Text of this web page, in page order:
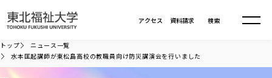
資料請求
アクセス 検索
大学について
トップ
ニュース一覧
水本匡起講師が東松島高校の教職員向け防災講演会を行いました